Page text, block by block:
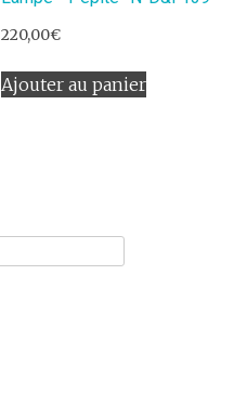
220,00€
Ajouter au panier